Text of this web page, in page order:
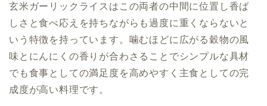
玄米ガーリックライスはこの両者の中間に位置し香ば
しさと食べ応えを持ちながらも過度に重くならないと
いう特徴を持っています。噛むほどに広がる穀物の風
味とにんにくの香りが合わさることでシンプルな具材
でも食事としての満足度を高めやすく主食としての完
成度が高い料理です。